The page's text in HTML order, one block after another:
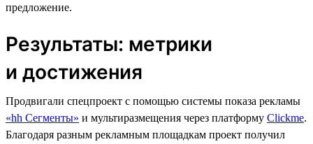
предложение.
Результаты: метрики
и достижения
Продвигали спецпроект с помощью системы показа рекламы
«hh Сегменты» и мультиразмещения через платформу Clickme.
Благодаря разным рекламным площадкам проект получил